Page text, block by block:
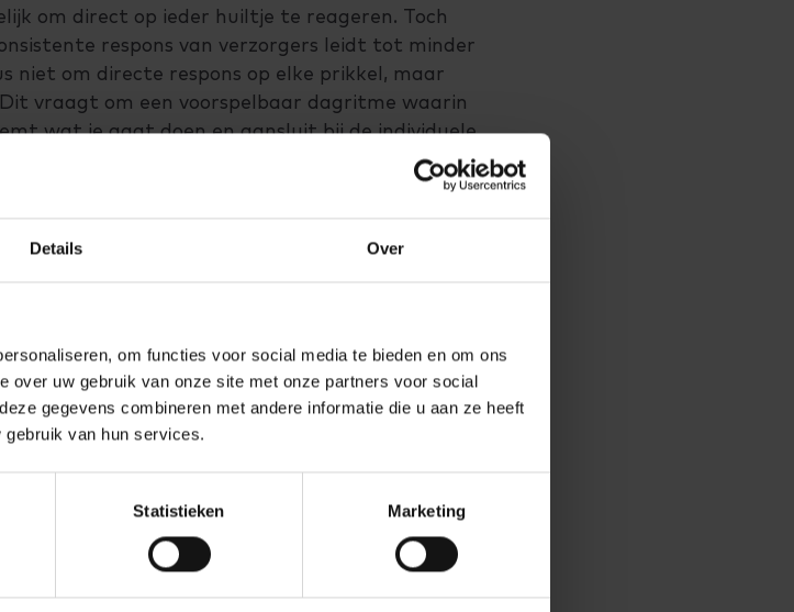
Details Over
om functies voor social media te bieden en om ons
over uw gebruik van onze site met onze partners voor social
gegevens combineren met andere informatie die u aan ze heeft
van hun services.
Statistieken Marketing
om direct op ieder huiltje te reageren. Toch
respons van verzorgers leidt tot minder
niet om directe respons op elke prikkel, maar
vraagt om een voorspelbaar dagritme waarin
wat je gaat doen en aansluit bij de individuele
ontwikkelniveau van de baby. Dit geeft baby’s
of onrust kunnen huilen verergeren. Een
– het is het bieden van veiligheid, nabijheid
huid-op-huidcontact of een hand op de buik